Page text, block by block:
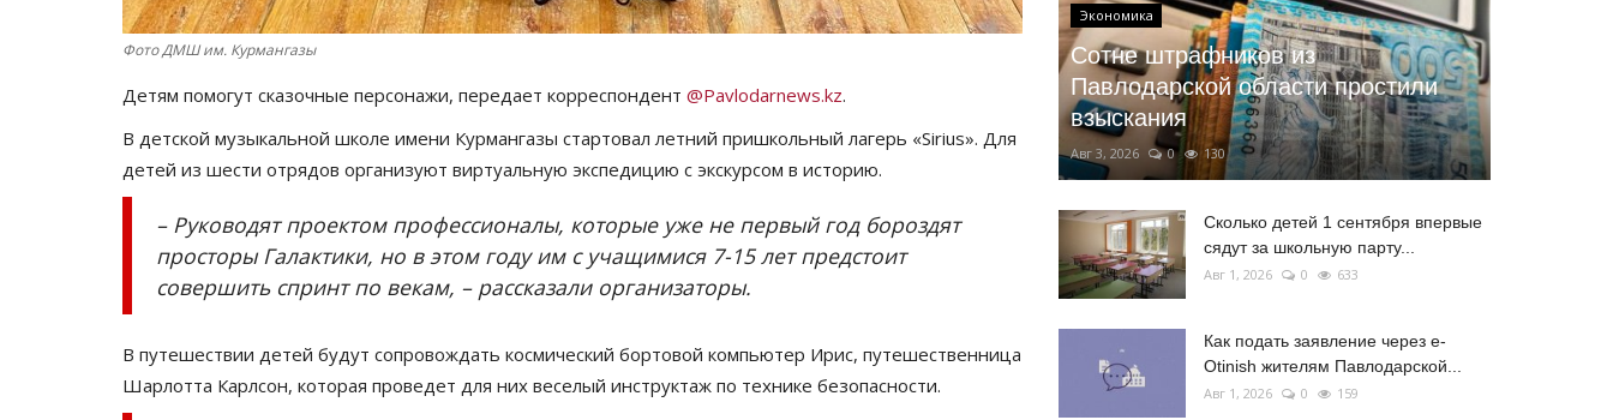
Фото ДМШ им. Курмангазы
Детям помогут сказочные персонажи, передает корреспондент @Pavlodarnews.kz.
В детской музыкальной школе имени Курмангазы стартовал летний пришкольный лагерь «Sirius». Для
детей из шести отрядов организуют виртуальную экспедицию с экскурсом в историю.
– Руководят проектом профессионалы, которые уже не первый год бороздят
просторы Галактики, но в этом году им с учащимися 7-15 лет предстоит
совершить спринт по векам, – рассказали организаторы.
В путешествии детей будут сопровождать космический бортовой компьютер Ирис, путешественница
Шарлотта Карлсон, которая проведет для них веселый инструктаж по технике безопасности.
Экономика
Сотне штрафников из
Павлодарской области простили
взыскания
Авг 3, 2026 0 130
Сколько детей 1 сентября впервые
сядут за школьную парту...
Авг 1, 2026 0 633
Как подать заявление через e-
Otinish жителям Павлодарской...
Авг 1, 2026 0 159